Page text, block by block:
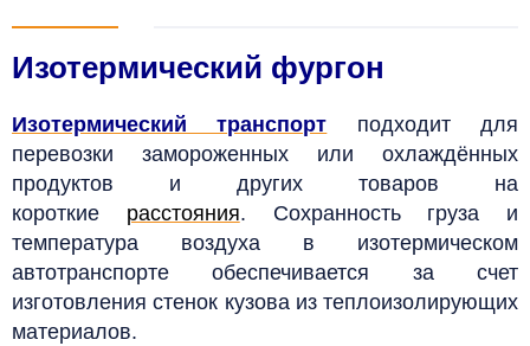
Изотермический фургон
Изотермический транспорт подходит для
перевозки замороженных или охлаждённых
продуктов и других товаров на
короткие расстояния. Сохранность груза и
температура воздуха в изотермическом
автотранспорте обеспечивается за счет
изготовления стенок кузова из теплоизолирующих
материалов.